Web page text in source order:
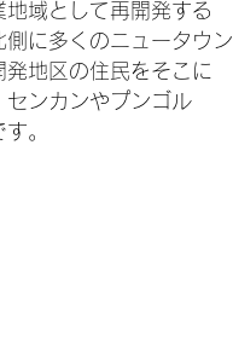
地域として再開発する
側に多くのニュータウン
発地区の住民をそこに
センカンやプンゴル
。